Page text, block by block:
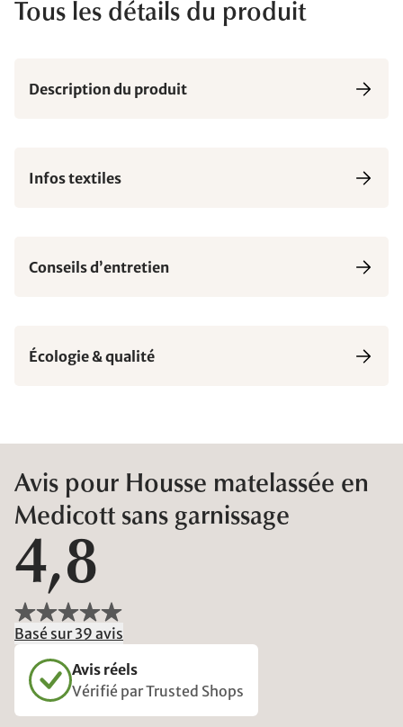
Tous les détails du produit
Description du produit
Infos textiles
Conseils d’entretien
Écologie & qualité
Avis pour Housse matelassée en
Medicott sans garnissage
4,8
Basé sur 39 avis
Avis réels
Vérifié par Trusted Shops